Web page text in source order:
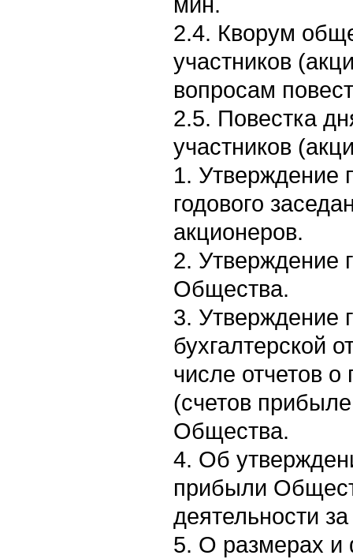
2.4. Кворум
участников
вопросам
2.5. Повестка
участников
1. Утверждение
годового
акционеров.
2. Утверждение
Общества.
3. Утверждение
бухгалтерской
числе отчетов
(счетов
Общества.
4. Об
прибыли
деятельности
5. О размерах